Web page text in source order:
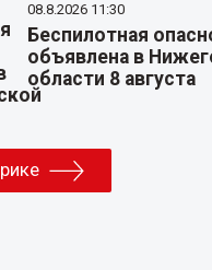
08.8.2026 11:30
Беспилотная
объявлена в
области 8 августа